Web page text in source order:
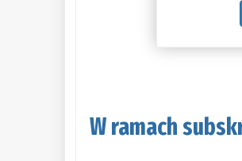
W ramach